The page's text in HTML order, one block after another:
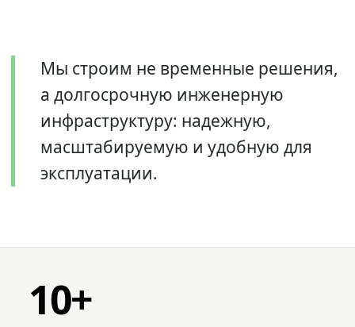
Мы строим не временные решения,
а долгосрочную инженерную
инфраструктуру: надежную,
масштабируемую и удобную для
эксплуатации.
10+